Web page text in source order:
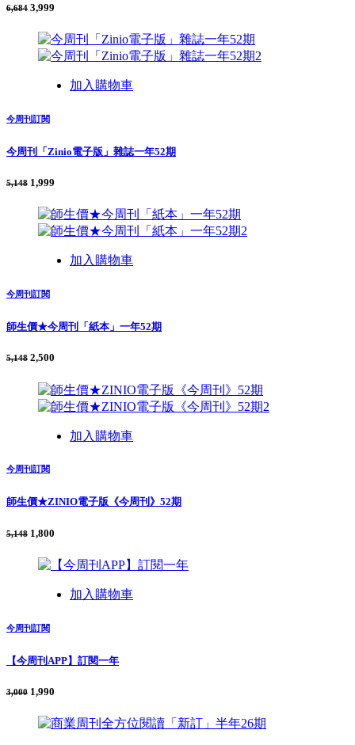
6,684 3,999
加入購物車
今周刊訂閱
今周刊「Zinio電子版」雜誌一年52期
5,148 1,999
加入購物車
今周刊訂閱
師生價★今周刊「紙本」一年52期
5,148 2,500
加入購物車
今周刊訂閱
師生價★ZINIO電子版《今周刊》52期
5,148 1,800
加入購物車
今周刊訂閱
【今周刊APP】訂閱一年
3,000 1,990